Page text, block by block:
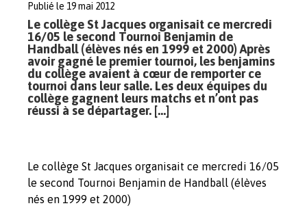
Publié le 19 mai 2012
Le collège St Jacques organisait ce mercredi
16/05 le second Tournoi Benjamin de
Handball (élèves nés en 1999 et 2000) Après
avoir gagné le premier tournoi, les benjamins
du collège avaient à cœur de remporter ce
tournoi dans leur salle. Les deux équipes du
collège gagnent leurs matchs et n’ont pas
réussi à se départager. […]
Le collège St Jacques organisait ce mercredi 16/05
le second Tournoi Benjamin de Handball (élèves
nés en 1999 et 2000)